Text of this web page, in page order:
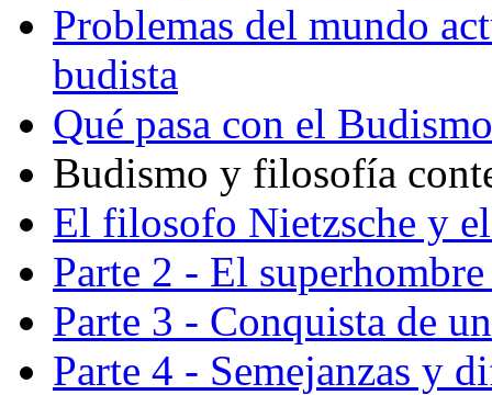
Problemas del mundo
budista
Qué pasa con el
Budismo y filosofía
El filosofo Nietzsche y
Parte 2 - El
Parte 3 - Conquista de
Parte 4 - Semejanzas y